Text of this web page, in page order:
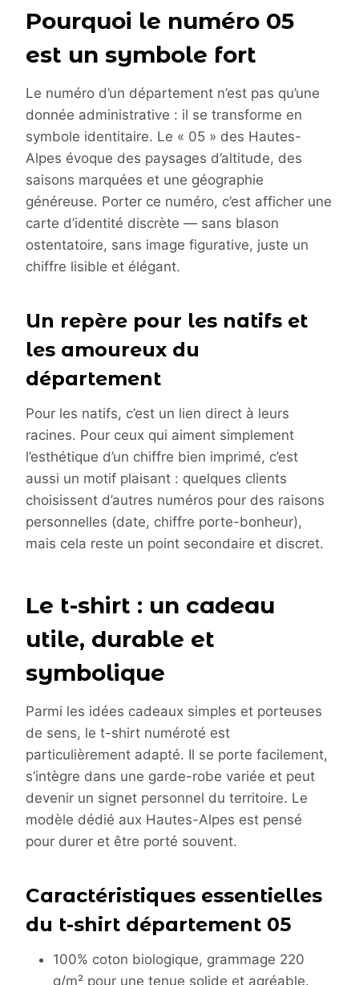
Pourquoi le numéro 05
est un symbole fort
Le numéro d’un département n’est pas qu’une
donnée administrative : il se transforme en
symbole identitaire. Le « 05 » des Hautes-
Alpes évoque des paysages d’altitude, des
saisons marquées et une géographie
généreuse. Porter ce numéro, c’est afficher une
carte d’identité discrète — sans blason
ostentatoire, sans image figurative, juste un
chiffre lisible et élégant.
Un repère pour les natifs et
les amoureux du
département
Pour les natifs, c’est un lien direct à leurs
racines. Pour ceux qui aiment simplement
l’esthétique d’un chiffre bien imprimé, c’est
aussi un motif plaisant : quelques clients
choisissent d’autres numéros pour des raisons
personnelles (date, chiffre porte-bonheur),
mais cela reste un point secondaire et discret.
Le t-shirt : un cadeau
utile, durable et
symbolique
Parmi les idées cadeaux simples et porteuses
de sens, le t-shirt numéroté est
particulièrement adapté. Il se porte facilement,
s’intègre dans une garde-robe variée et peut
devenir un signet personnel du territoire. Le
modèle dédié aux Hautes-Alpes est pensé
pour durer et être porté souvent.
Caractéristiques essentielles
du t-shirt département 05
100% coton biologique, grammage 220
g/m² pour une tenue solide et agréable.